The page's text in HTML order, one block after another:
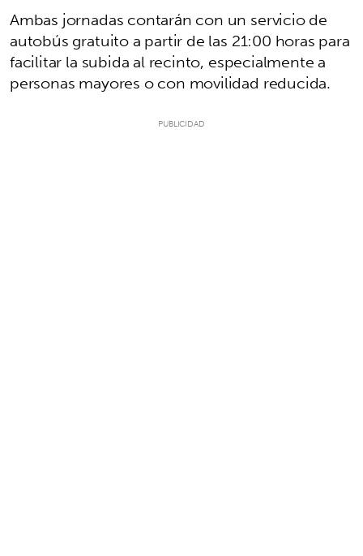
Ambas jornadas contarán con un servicio de
autobús gratuito a partir de las 21:00 horas para
facilitar la subida al recinto, especialmente a
personas mayores o con movilidad reducida.